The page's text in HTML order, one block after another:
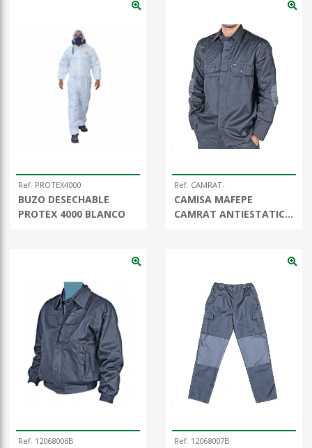
Ref. PROTEX4000
BUZO DESECHABLE
PROTEX 4000 BLANCO
Ref. CAMRAT-
CAMISA MAFEPE
CAMRAT ANTIESTATICA
Ref. 12068006B Ref. 12068007B